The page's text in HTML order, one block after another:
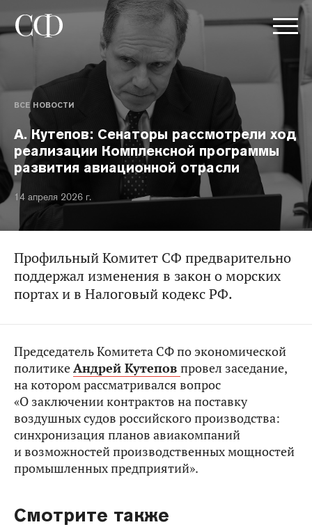
ВСЕ НОВОСТИ
А. Кутепов: Сенаторы рассмотрели ход
реализации Комплексной программы
развития авиационной отрасли
14 апреля 2026 г.
Профильный Комитет СФ предварительно
поддержал изменения в закон о морских
портах и в Налоговый кодекс РФ.
Председатель Комитета СФ по экономической
политикеАндрей Кутепов провел заседание,
на котором рассматривался вопрос
«О заключении контрактов на поставку
воздушных судов российского производства:
синхронизация планов авиакомпаний
и возможностей производственных мощностей
промышленных предприятий».
Смотрите также